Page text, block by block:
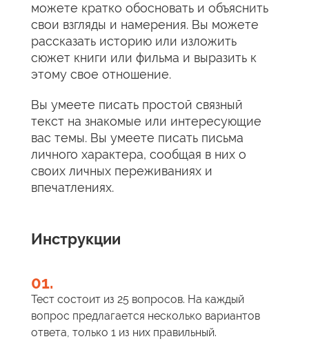
можете кратко обосновать и объяснить
свои взгляды и намерения. Вы можете
рассказать историю или изложить
сюжет книги или фильма и выразить к
этому свое отношение.
Вы умеете писать простой связный
текст на знакомые или интересующие
вас темы. Вы умеете писать письма
личного характера, сообщая в них о
своих личных переживаниях и
впечатлениях.
Инструкции
01.
Тест состоит из 25 вопросов. На каждый
вопрос предлагается несколько вариантов
ответа, только 1 из них правильный.